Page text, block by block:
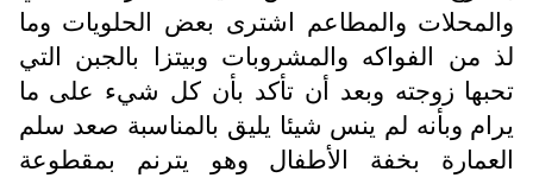
والمحلات والمطاعم اشترى بعض الحلويات وما
لذ من الفواكه والمشروبات وبيتزا بالجبن التي
تحبها زوجته وبعد أن تأكد بأن كل شيء على ما
يرام وبأنه لم ينس شيئا يليق بالمناسبة صعد سلم
العمارة بخفة الأطفال وهو يترنم بمقطوعة